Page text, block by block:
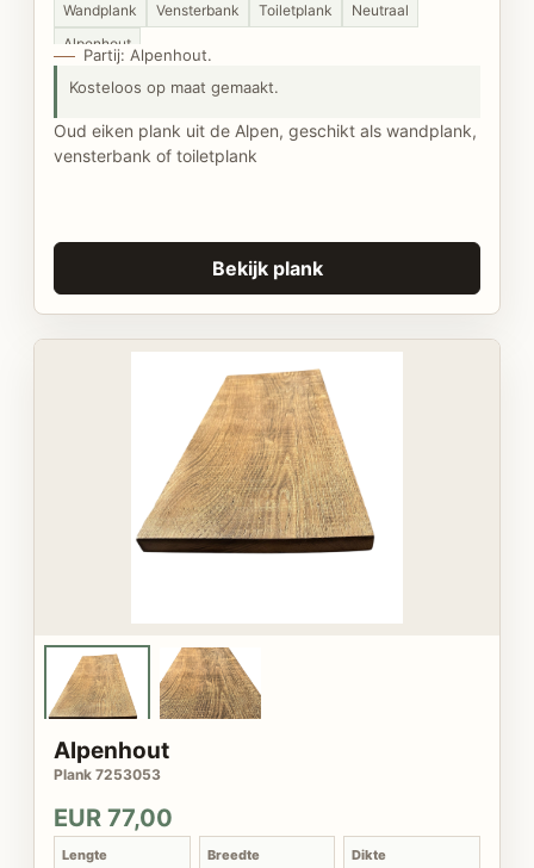
Wandplank Vensterbank Toiletplank
Neutraal
Alpenhout
Partij: Alpenhout.
Kosteloos op maat gemaakt.
Oud eiken plank uit de Alpen, geschikt als wandplank,
vensterbank of toiletplank
Bekijk plank
Alpenhout
Plank 7253053
EUR 77,00
Lengte Breedte Dikte